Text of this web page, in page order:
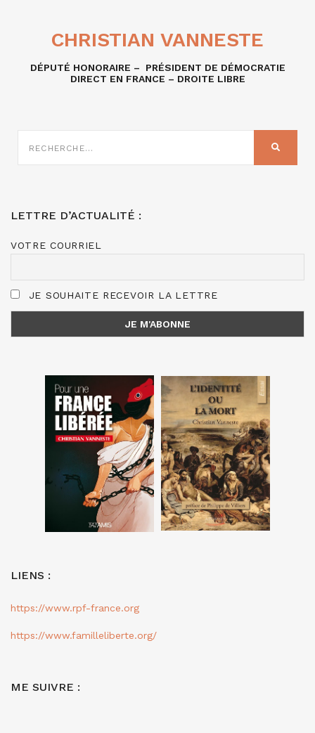
CHRISTIAN VANNESTE
DÉPUTÉ HONORAIRE – PRÉSIDENT DE DÉMOCRATIE
DIRECT EN FRANCE – DROITE LIBRE
SUR
LETTRE D’ACTUALITÉ :
VOTRE COURRIEL
JE SOUHAITE RECEVOIR LA LETTRE
LIENS :
https://www.rpf-france.org
https://www.familleliberte.org/
ME SUIVRE :